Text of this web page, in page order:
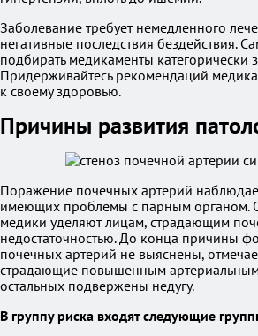
Заболевание требует немедленного
негативные последствия бездействия.
подбирать медикаменты категорически
Придерживайтесь рекомендаций
к своему здоровью.
Причины развития
Поражение почечных артерий
имеющих проблемы с парным органом.
медики уделяют лицам, страдающим
недостаточностью. До конца причины
почечных артерий не выяснены,
страдающие повышенным
остальных подвержены недугу.
В группу риска входят следующие